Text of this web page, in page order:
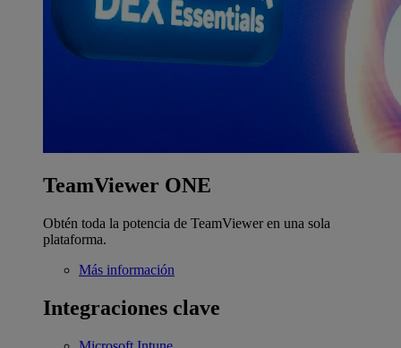
TeamViewer ONE
Obtén toda la potencia de TeamViewer en una sola
plataforma.
Más información
Integraciones clave